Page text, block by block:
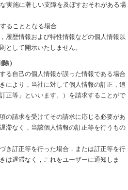
実施に著しい支障を及ぼすおそれがある場
ることとなる場合
履歴情報および特性情報などの個人情報以
として開示いたしません。
）
る自己の個人情報が誤った情報である場合
により，当社に対して個人情報の訂正，追
正等」といいます。）を請求することがで
の請求を受けてその請求に応じる必要があ
滞なく，当該個人情報の訂正等を行うもの
き訂正等を行った場合，または訂正等を行
は遅滞なく，これをユーザーに通知しま